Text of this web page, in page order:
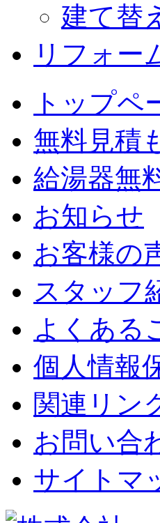
建て替
リフォー
トップペ
無料見積
給湯器無
お知らせ
お客様の
スタッフ
よくある
個人情報
関連リン
お問い合
サイトマ